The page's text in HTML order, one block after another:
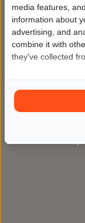
dan
media features,
information about
advertising, and
combine it with
they've collected